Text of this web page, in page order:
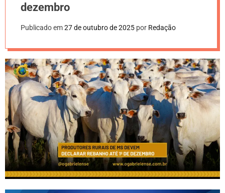
dezembro
Publicado em27 de outubro de 2025 por Redação